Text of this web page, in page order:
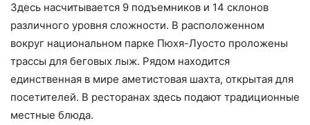
Здесь насчитывается 9 подъемников и 14 склонов
различного уровня сложности. В расположенном
вокруг национальном парке Пюхя-Луосто проложены
трассы для беговых лыж. Рядом находится
единственная в мире аметистовая шахта, открытая для
посетителей. В ресторанах здесь подают традиционные
местные блюда.